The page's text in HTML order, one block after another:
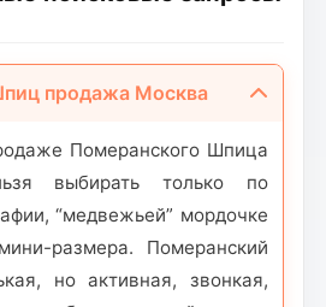
продажа Москва
Померанского Шпица
выбирать только по
“медвежьей” мордочке
размера. Померанский
но активная, звонкая,